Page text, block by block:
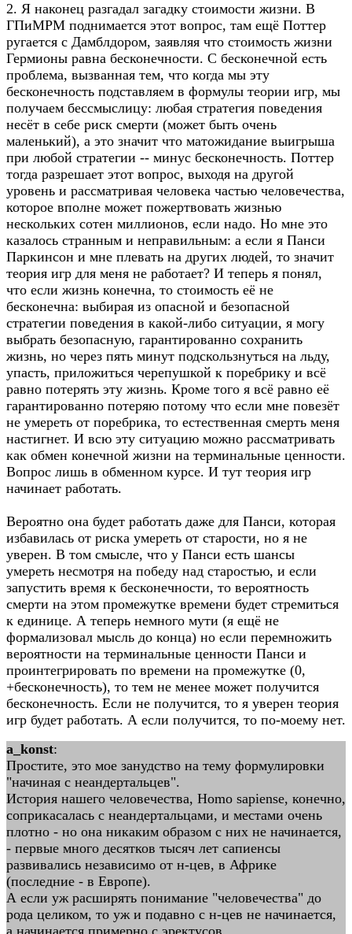
2. Я наконец разгадал загадку стоимости жизни. В
ГПиМРМ поднимается этот вопрос, там ещё Поттер
ругается с Дамблдором, заявляя что стоимость жизни
Гермионы равна бесконечности. С бесконечной есть
проблема, вызванная тем, что когда мы эту
бесконечность подставляем в формулы теории игр, мы
получаем бессмыслицу: любая стратегия поведения
несёт в себе риск смерти (может быть очень
маленький), а это значит что матожидание выигрыша
при любой стратегии -- минус бесконечность. Поттер
тогда разрешает этот вопрос, выходя на другой
уровень и рассматривая человека частью человечества,
которое вполне может пожертвовать жизнью
нескольких сотен миллионов, если надо. Но мне это
казалось странным и неправильным: а если я Панси
Паркинсон и мне плевать на других людей, то значит
теория игр для меня не работает? И теперь я понял,
что если жизнь конечна, то стоимость её не
бесконечна: выбирая из опасной и безопасной
стратегии поведения в какой-либо ситуации, я могу
выбрать безопасную, гарантированно сохранить
жизнь, но через пять минут подскользнуться на льду,
упасть, приложиться черепушкой к поребрику и всё
равно потерять эту жизнь. Кроме того я всё равно её
гарантированно потеряю потому что если мне повезёт
не умереть от поребрика, то естественная смерть меня
настигнет. И всю эту ситуацию можно рассматривать
как обмен конечной жизни на терминальные ценности.
Вопрос лишь в обменном курсе. И тут теория игр
начинает работать.
Вероятно она будет работать даже для Панси, которая
избавилась от риска умереть от старости, но я не
уверен. В том смысле, что у Панси есть шансы
умереть несмотря на победу над старостью, и если
запустить время к бесконечности, то вероятность
смерти на этом промежутке времени будет стремиться
к единице. А теперь немного мути (я ещё не
формализовал мысль до конца) но если перемножить
вероятности на терминальные ценности Панси и
проинтегрировать по времени на промежутке (0,
+бесконечность), то тем не менее может получится
бесконечность. Если не получится, то я уверен теория
игр будет работать. А если получится, то по-моему нет.
a_konst:
Простите, это мое занудство на тему формулировки
"начиная с неандертальцев".
История нашего человечества, Homo sapiense, конечно,
соприкасалась с неандертальцами, и местами очень
плотно - но она никаким образом с них не начинается,
- первые много десятков тысяч лет сапиенсы
развивались независимо от н-цев, в Африке
(последние - в Европе).
А если уж расширять понимание "человечества" до
рода целиком, то уж и подавно с н-цев не начинается,
а начинается примерно с эректусов.